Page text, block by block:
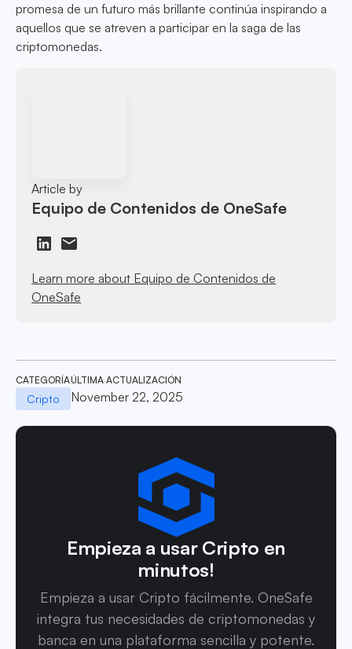
promesa de un futuro más brillante continúa inspirando a
aquellos que se atreven a participar en la saga de las
criptomonedas.
Article by
Equipo de Contenidos de OneSafe
Learn more about Equipo de Contenidos de
OneSafe
CATEGORÍA
Cripto
ÚLTIMA ACTUALIZACIÓN
November 22, 2025
Empieza a usar Cripto en
minutos!
Empieza a usar Cripto fácilmente. OneSafe
integra tus necesidades de criptomonedas y
banca en una plataforma sencilla y potente.